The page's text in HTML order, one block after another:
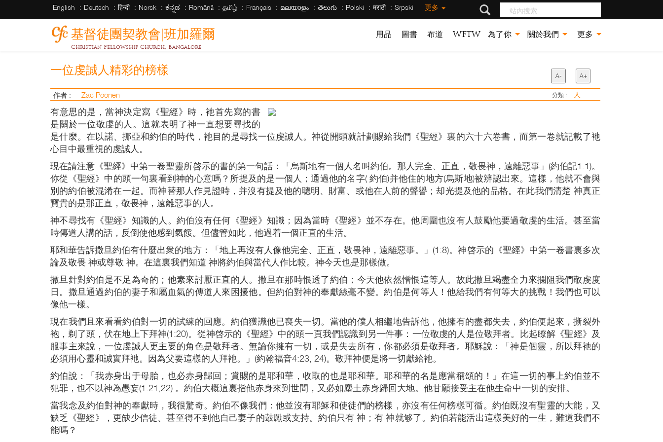
English Deutsch हिन्दी Norsk ಕನ್ನಡ Română தமிழ் Français മലയാളം తెలుగు Polski मराठी Srpski 更多 站內搜索
基督徒團契教會|班加羅爾
Christian Fellowship Church, Bangalore
用品 圖書 布道 WFTW 為了你 關於我們 更多
一位虔誠人精彩的榜樣 A- A+
作者 : Zac Poonen 分類 : 人
有意思的是，當神決定寫《聖經》時，衪首先寫的書
是關於一位敬虔的人。這就表明了神一直想要尋找的
是什麼。在以諾、挪亞和約伯的時代，衪目的是尋找一位虔誠人。神從開頭就計劃賜給我們《聖經》裏的六十六卷書，而第一卷就記載了衪
心目中最重視的虔誠人。
現在請注意《聖經》中第一卷聖靈所啓示的書的第一句話：「烏斯地有一個人名叫約伯。那人完全、正直，敬畏神，遠離惡事」(約伯記1:1)。
你從《聖經》中的頭一句裏看到神的心意嗎？所提及的是一個人；通過他的名字( 約伯)并他住的地方(烏斯地)被辨認出來。這樣，他就不會與
別的約伯被混淆在一起。而神替那人作見證時，并沒有提及他的聰明、財富、或他在人前的聲譽；却光提及他的品格。在此我們清楚 神真正
寶貴的是那正直，敬畏神，遠離惡事的人。
神不尋找有《聖經》知識的人。約伯沒有任何《聖經》知識；因為當時《聖經》並不存在。他周圍也沒有人鼓勵他要過敬虔的生活。甚至當
時傳道人講的話，反倒使他感到氣餒。但儘管如此，他過着一個正直的生活。
耶和華告訴撒旦約伯有什麼出衆的地方：「地上再沒有人像他完全、正直，敬畏神，遠離惡事。」(1:8)。神啓示的《聖經》中第一卷書裏多次
論及敬畏 神或尊敬 神。在這裏我們知道 神將約伯與當代人作比較。神今天也是那樣做。
撒旦針對約伯是不足為奇的；他素來討厭正直的人。撒旦在那時恨透了約伯；今天他依然憎恨這等人。故此撒旦竭盡全力來攔阻我們敬虔度
日。撒旦通過約伯的妻子和屬血氣的傳道人來困擾他。但約伯對神的奉獻絲毫不變。約伯是何等人！他給我們有何等大的挑戰！我們也可以
像他一樣。
現在我們且來看看約伯對一切的試練的回應。約伯獲識他已喪失一切。當他的僕人相繼地告訴他，他擁有的盡都失去，約伯便起來，撕裂外
袍，剃了頭，伏在地上下拜神(1:20)。從神啓示的《聖經》中的頭一頁我們認識到另一件事：一位敬虔的人是位敬拜者。比起瞭解《聖經》及
服事主來說，一位虔誠人更主要的角色是敬拜者。無論你擁有一切，或是失去所有，你都必須是敬拜者。耶穌說：「神是個靈，所以拜衪的
必須用心靈和誠實拜衪。因為父要這樣的人拜衪。」(約翰福音4:23, 24)。敬拜神便是將一切獻給衪。
約伯說：「我赤身出于母胎，也必赤身歸回；賞賜的是耶和華，收取的也是耶和華。耶和華的名是應當稱頌的！」在這一切的事上約伯並不
犯罪，也不以神為愚妄(1:21,22) 。約伯大概這裏指他赤身來到世間，又必如塵土赤身歸回大地。他甘願接受主在他生命中一切的安排。
當我念及約伯對神的奉獻時，我很驚奇。約伯不像我們：他並沒有耶穌和使徒們的榜樣，亦沒有任何榜樣可循。約伯既沒有聖靈的大能，又
缺乏《聖經》，更缺少信徒、甚至得不到他自己妻子的鼓勵或支持。約伯只有 神；有 神就够了。約伯若能活出這樣美好的一生，難道我們不
能嗎？